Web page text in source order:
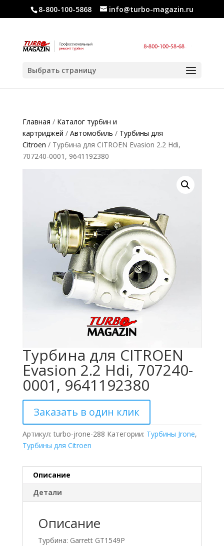
8-800-100-5868 info@turbo-magazin.ru
Выбрать страницу
Главная / Каталог турбин и
картриджей / Автомобиль / Турбины для
Citroen / Турбина для CITROEN Evasion 2.2 Hdi,
707240-0001, 9641192380
Турбина для CITROEN
Evasion 2.2 Hdi, 707240-
0001, 9641192380
Заказать в один клик
Артикул:turbo-jrone-288 Категории: Турбины Jrone,
Турбины для Citroen
Описание
Детали
Описание
Турбина: Garrett GT1549P